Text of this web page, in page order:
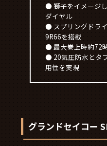
● 獅子をイメージ
ダイヤル
● スプリングドラ
9R66を搭載
● 最大巻上時約72
● 20気圧防水とタ
用性を実現
グランドセイコー